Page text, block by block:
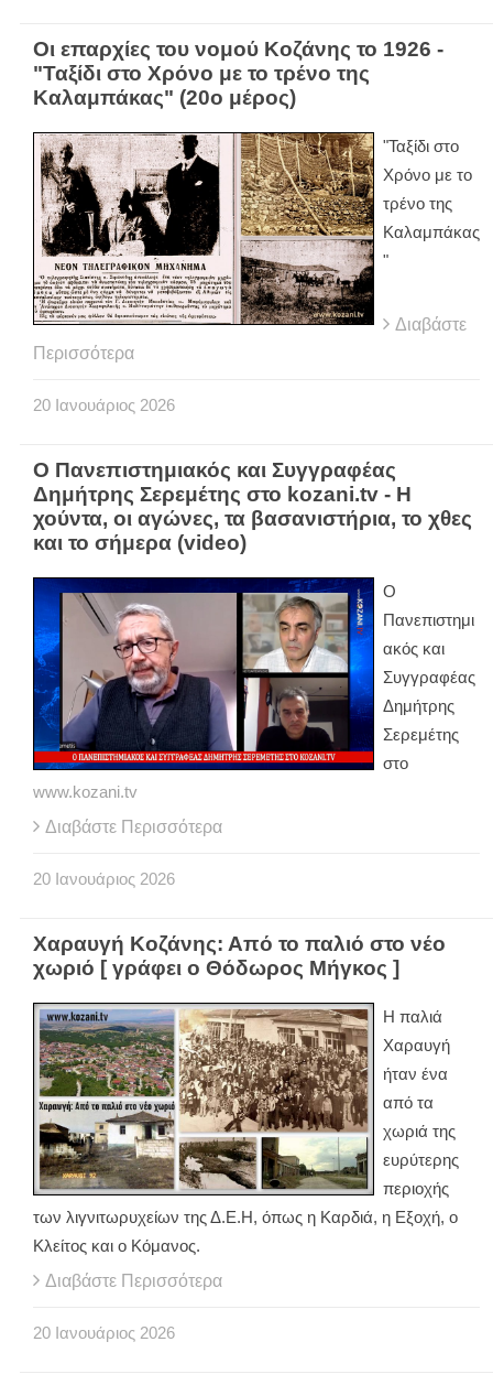
Οι επαρχίες του νομού Κοζάνης το 1926 -
"Ταξίδι στο Χρόνο με το τρένο της
Καλαμπάκας" (20ο μέρος)
"Ταξίδι στο
Χρόνο με το
τρένο της
Καλαμπάκας
"
Διαβάστε
Περισσότερα
20 Ιανουάριος 2026
O Πανεπιστημιακός και Συγγραφέας
Δημήτρης Σερεμέτης στο kozani.tv - Η
χούντα, οι αγώνες, τα βασανιστήρια, το χθες
και το σήμερα (video)
O
Πανεπιστημι
ακός και
Συγγραφέας
Δημήτρης
Σερεμέτης
στο
www.kozani.tv
Διαβάστε Περισσότερα
20 Ιανουάριος 2026
Χαραυγή Κοζάνης: Από το παλιό στο νέο
χωριό [ γράφει ο Θόδωρος Μήγκος ]
Η παλιά
Χαραυγή
ήταν ένα
από τα
χωριά της
ευρύτερης
περιοχής
των λιγνιτωρυχείων της Δ.Ε.Η, όπως η Καρδιά, η Εξοχή, ο
Κλείτος και ο Κόμανος.
Διαβάστε Περισσότερα
20 Ιανουάριος 2026